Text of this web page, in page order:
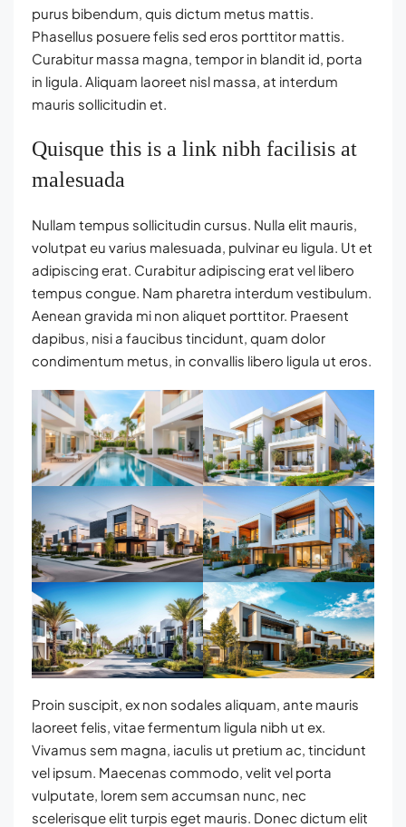
purus bibendum, quis dictum metus mattis.
Phasellus posuere felis sed eros porttitor mattis.
Curabitur massa magna, tempor in blandit id, porta
in ligula. Aliquam laoreet nisl massa, at interdum
mauris sollicitudin et.
Quisque this is a link nibh facilisis at
malesuada
Nullam tempus sollicitudin cursus. Nulla elit mauris,
volutpat eu varius malesuada, pulvinar eu ligula. Ut et
adipiscing erat. Curabitur adipiscing erat vel libero
tempus congue. Nam pharetra interdum vestibulum.
Aenean gravida mi non aliquet porttitor. Praesent
dapibus, nisi a faucibus tincidunt, quam dolor
condimentum metus, in convallis libero ligula ut eros.
Proin suscipit, ex non sodales aliquam, ante mauris
laoreet felis, vitae fermentum ligula nibh ut ex.
Vivamus sem magna, iaculis ut pretium ac, tincidunt
vel ipsum. Maecenas commodo, velit vel porta
vulputate, lorem sem accumsan nunc, nec
scelerisque elit turpis eget mauris. Donec dictum elit